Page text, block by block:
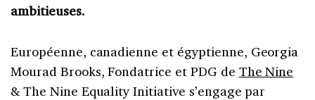
ambitieuses.
Européenne, canadienne et égyptienne, Georgia
Mourad Brooks, Fondatrice et PDG de The Nine
& The Nine Equality Initiative s’engage par